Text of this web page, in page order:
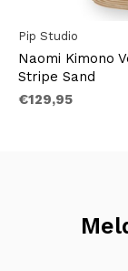
Pip Studio
Naomi Kimono
Stripe Sand
€129,95